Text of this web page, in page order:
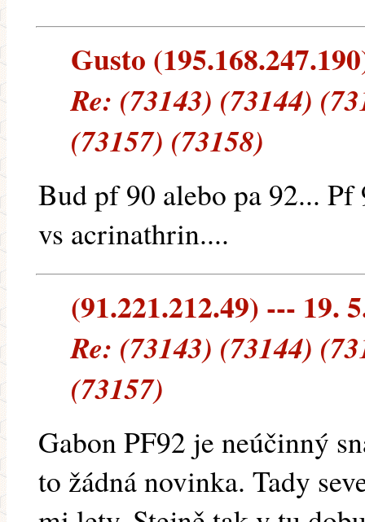
Gusto
Re: (73143) (73144)
(73157) (73158)
Bud pf 90 alebo pa 92...
vs acrinathrin....
(91.221.212.49) --- 19.
Re: (73143) (73144)
(73157)
Gabon PF92 je neúčinný
to žádná novinka. Tady